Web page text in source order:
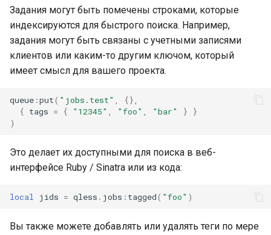
Задания могут быть помечены строками, которые
индексируются для быстрого поиска. Например,
задания могут быть связаны с учетными записями
клиентов или каким-то другим ключом, который
имеет смысл для вашего проекта.
queue :put( "jobs.test"
{},
{ tags = { "12345" "foo" "bar" }
}
)
Это делает их доступными для поиска в веб-
интерфейсе Ruby / Sinatra или из кода:
local jids = qless . jobs : tagged( "foo" )
Вы также можете добавлять или удалять теги по мере